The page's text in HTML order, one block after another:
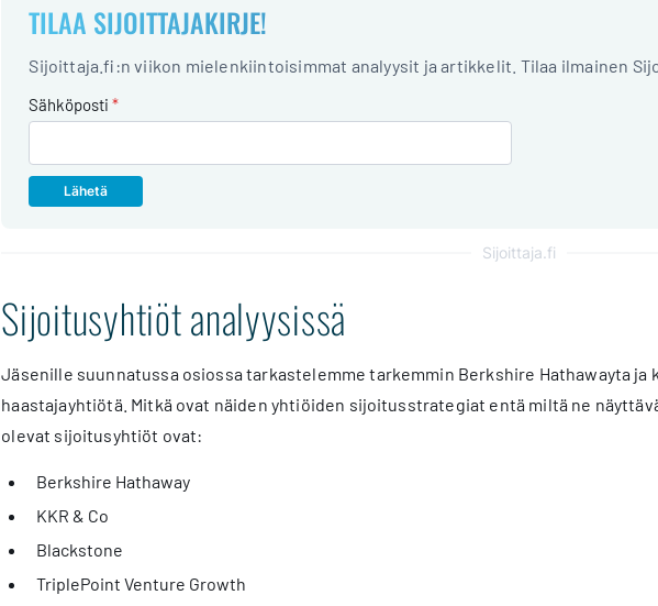
TILAA SIJOITTAJAKIRJE!
Sijoittaja.fi:n viikon mielenkiintoisimmat analyysit ja artikkelit. Tilaa ilmainen
Sähköposti *
Sijoittaja.fi
Sijoitusyhtiöt analyysissä
Jäsenille suunnatussa osiossa tarkastelemme tarkemmin Berkshire Hathawayta ja
haastajayhtiötä. Mitkä ovat näiden yhtiöiden sijoitusstrategiat entä miltä ne
olevat sijoitusyhtiöt ovat:
Berkshire Hathaway
KKR & Co
Blackstone
TriplePoint Venture Growth